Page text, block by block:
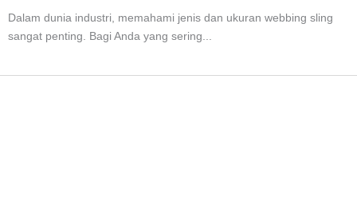
Dalam dunia industri, memahami jenis dan ukuran webbing sling
sangat penting. Bagi Anda yang sering...